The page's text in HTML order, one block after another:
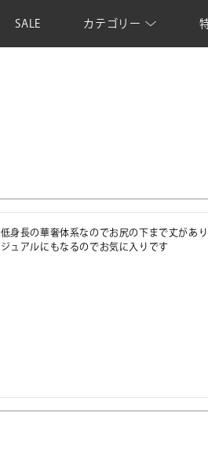
SALE カテゴリー
低身長の華奢体系なのでお尻の下まで丈があ
ジュアルにもなるのでお気に入りです